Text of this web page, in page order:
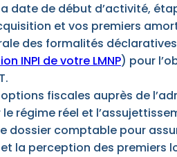
date de début d’activité,
et vos premiers
des formalités
INPI de votre LMNP) pour
fiscales auprès de
régime réel et
dossier comptable pour
et la perception des premiers